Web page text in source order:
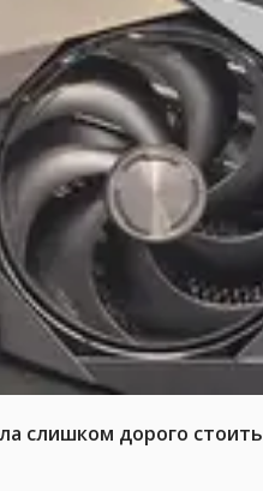
слишком дорого стоить